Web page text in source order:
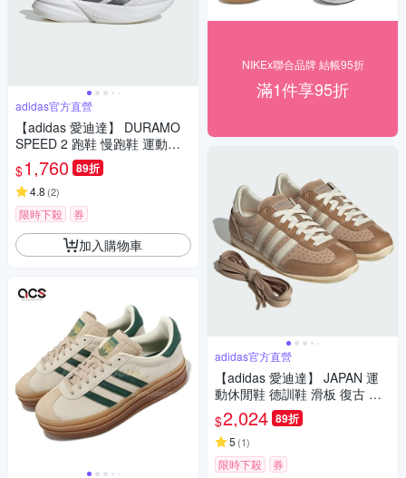
adidas官方直營
【adidas 愛迪達】 DURAMO
SPEED 2 跑鞋 慢跑鞋 運動鞋
女鞋 IH8210
$1,760 89折
4.8 (2)
限時下殺 券
加入購物車
NIKEx聯合品牌 結帳95折
滿1件享95折
adidas官方直營
【adidas 愛迪達】 JAPAN 運
動休閒鞋 德訓鞋 滑板 復古 薄
底鞋 女鞋 - Originals JS0253
$2,024 89折
5 (1)
限時下殺 券